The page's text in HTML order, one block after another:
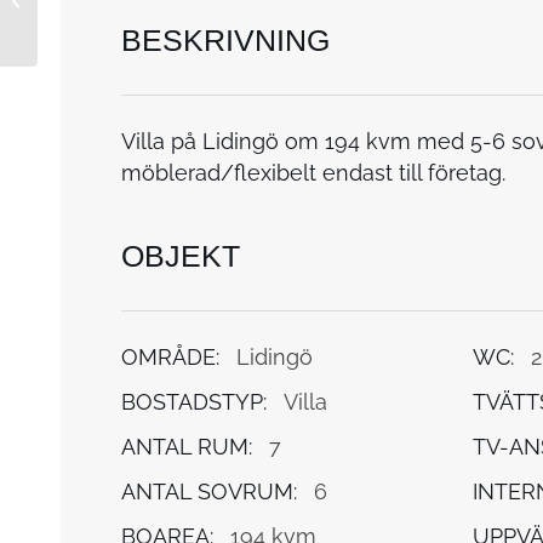
BESKRIVNING
Villa på Lidingö om 194 kvm med 5-6
möblerad/flexibelt endast till företag.
OBJEKT
OMRÅDE:
Lidingö
BOSTADSTYP:
Villa
ANTAL RUM:
7
ANTAL SOVRUM:
6
BOAREA:
194 kvm
WC:
2
TV-